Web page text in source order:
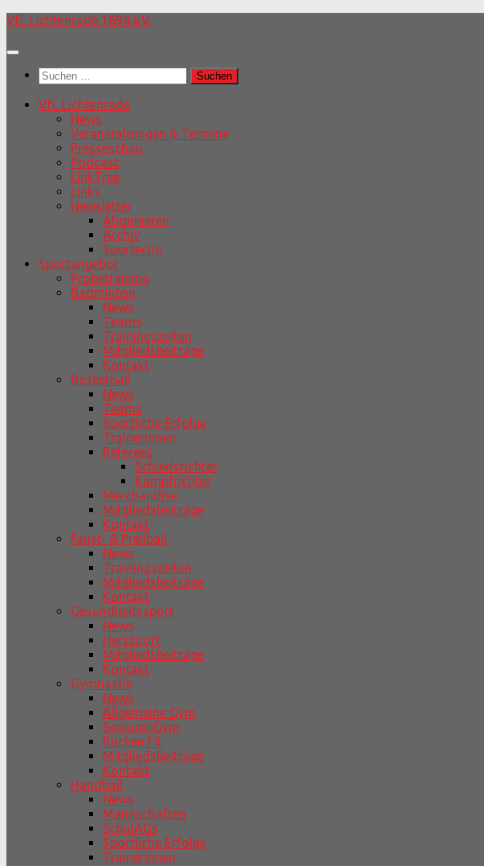
Unter
Inhalt
VfL Lichtenrade 1894 e.V.
Suchen
nach:
VfL Lichtenrade
News
Veranstaltungen & Termine
Presseschau
Podcast
LinkTree
Links
Newsletter
Abonnieren
Archiv
Sportecho
Sportangebot
Probetraining
Badminton
News
Teams
Trainingszeiten
Mitgliedsbeiträge
Kontakt
Basketball
News
Teams
Sportliche Erfolge
TrainerInnen
Referees
Schiedsrichter
Kampfrichter
Merchandise
Mitgliedsbeiträge
Kontakt
Faust- & Prellball
News
Trainingszeiten
Mitgliedsbeiträge
Kontakt
Gesundheitssport
News
Herzsport
Mitgliedsbeiträge
Kontakt
Gymnastik
News
Allgemeine Gym
SeniorenGym
Rücken Fit
Mitgliedsbeiträge
Kontakt
Handball
News
Mannschaften
SchulAGs
Sportliche Erfolge
TrainerInnen